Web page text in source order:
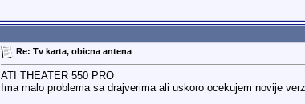
Re: Tv karta, obicna antena
ATI THEATER 550 PRO
Ima malo problema sa drajverima ali uskoro ocekujem novije